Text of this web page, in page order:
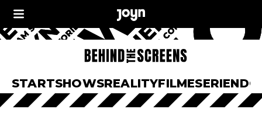
STARTSHOWSREALITYFILMESERIEN